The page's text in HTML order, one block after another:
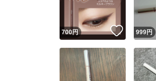
700円 いいね！
999円